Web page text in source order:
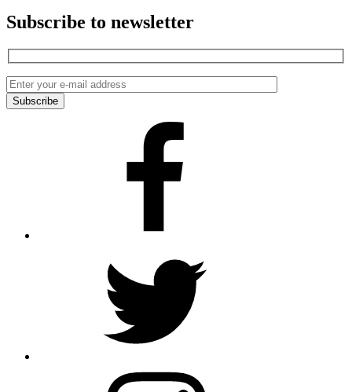
Subscribe to newsletter